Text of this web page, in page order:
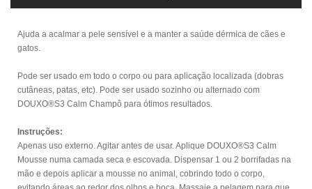
Ajuda a acalmar a pele sensível e a manter a saúde dérmica de cães e
gatos.
Pode ser usado em todo o corpo ou para aplicação localizada (dobras
cutâneas, patas, etc). Pode ser usado sozinho ou alternado com
DOUXO®S3 Calm Champô para ótimos resultados.
Instruções:
Apenas uso externo. Agitar antes de usar. Aplique DOUXO®S3 Calm
Mousse numa camada seca e escovada. Dispensar 1 ou 2 borrifadas na
mão e depois aplicar a mousse no animal, cobrindo todo o corpo,